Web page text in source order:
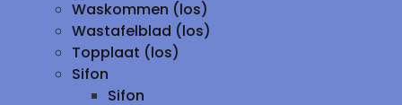
Waskommen (los)
Wastafelblad (los)
Topplaat (los)
Sifon
Sifon